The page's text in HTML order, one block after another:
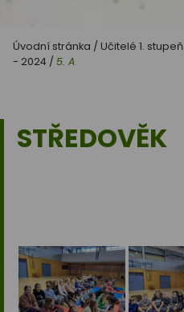
Úvodní stránka / Učitelé 1. stupeň
- 2024 / 5. A
STŘEDOVĚK